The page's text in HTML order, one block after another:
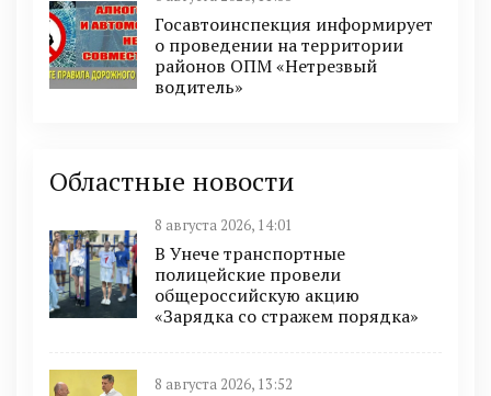
Госавтоинспекция информирует
о проведении на территории
районов ОПМ «Нетрезвый
водитель»
Областные новости
8 августа 2026, 14:01
В Унече транспортные
полицейские провели
общероссийскую акцию
«Зарядка со стражем порядка»
8 августа 2026, 13:52